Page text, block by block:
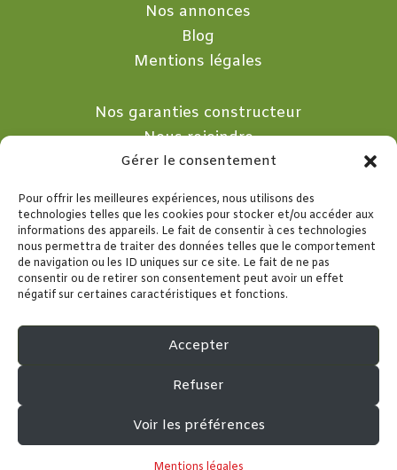
Gérer le consentement
Pour offrir les meilleures expériences, nous utilisons des
technologies telles que les cookies pour stocker et/ou accéder aux
informations des appareils. Le fait de consentir à ces technologies
nous permettra de traiter des données telles que le comportement
de navigation ou les ID uniques sur ce site. Le fait de ne pas
consentir ou de retirer son consentement peut avoir un effet
négatif sur certaines caractéristiques et fonctions.
Accepter
Refuser
Voir les préférences
Nos annonces
Blog
Mentions légales
Nos garanties constructeur
Nous rejoindre
Nous contacter

10 Rue de la Merlette
77260 SEPT SORTS
